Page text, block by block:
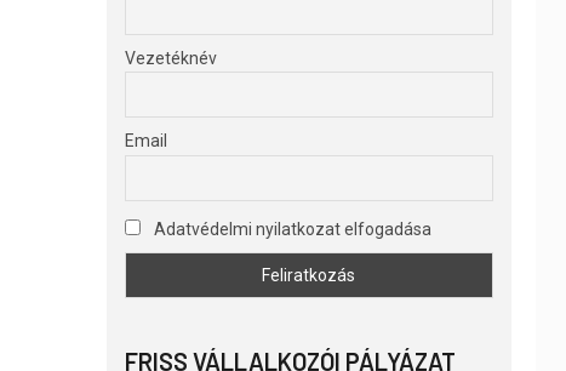
Vezetéknév
Email
Adatvédelmi nyilatkozat elfogadása
FRISS VÁLLALKOZÓI PÁLYÁZAT